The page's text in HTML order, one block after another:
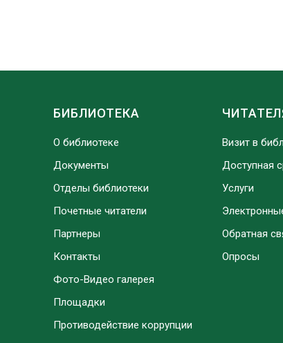
БИБЛИОТЕКА
О библиотеке
Документы
Отделы библиотеки
Почетные читатели
Партнеры
Контакты
Фото-Видео галерея
Площадки
Противодействие коррупции
Визит в
Доступная
Услуги
Обратная
Опросы